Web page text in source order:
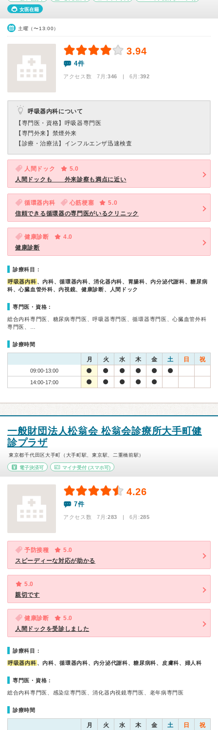
女医在籍
土曜（〜13:00）
3.94
4件
アクセス数 7月:346 | 6月:392
呼吸器内科について
【専門医・資格】 呼吸器専門医
【専門外来】 禁煙外来
【診療・治療法】 インフルエンザ迅速検査
人間ドック
5.0
人間ドックも 外来診察も満点に近い
循環器内科 心筋梗塞
5.0
信頼できる循環器の専門医がいるクリニック
健康診断
4.0
健康診断
診療科目：
呼吸器内科 、内科、循環器内科、消化器内科、胃腸科、内分泌代謝科、糖尿病
科、心臓血管外科、内視鏡、健康診断、人間ドック
専門医・資格：
総合内科専門医、糖尿病専門医、呼吸器専門医、循環器専門医、心臓血管外科
専門医、…
診療時間
月 火 水 木 金 土 日 祝
09:00-13:00
14:00-17:00
一般財団法人松翁会 松翁会診療所大手町健
診プラザ
東京都千代田区大手町（大手町駅、東京駅、二重橋前駅）
電子決済可 マイナ受付(スマホ可)
4.26
7件
アクセス数 7月:283 | 6月:285
予防接種
5.0
スピーディーな対応が助かる
5.0
親切です
健康診断
5.0
人間ドックを受診しました
診療科目：
呼吸器内科 、内科、循環器内科、内分泌代謝科、糖尿病科、皮膚科、婦人科
専門医・資格：
総合内科専門医、感染症専門医、消化器内視鏡専門医、老年病専門医
診療時間
月 火 水 木 金 土 日 祝